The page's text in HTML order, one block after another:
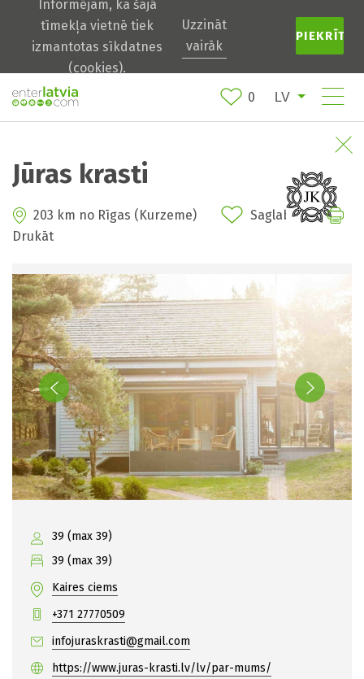
Informējam, ka šajā
tīmekļa vietnē tiek
izmantotas sīkdatnes
(cookies).
Uzzināt
vairāk
PIEKRĪTU
0
Jūras krasti
203 km no Rīgas (Kurzeme)
Saglabāt
Drukāt
39 (max 39)
39 (max 39)
Kaires ciems
+371 27770509
infojuraskrasti@gmail.com
https://www.juras-krasti.lv/lv/par-mums/